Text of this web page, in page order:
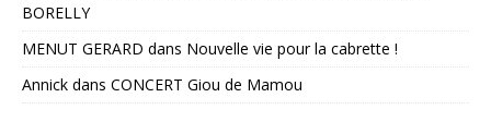
BORELLY
MENUT GERARD dans Nouvelle vie pour la cabrette !
Annick dans CONCERT Giou de Mamou